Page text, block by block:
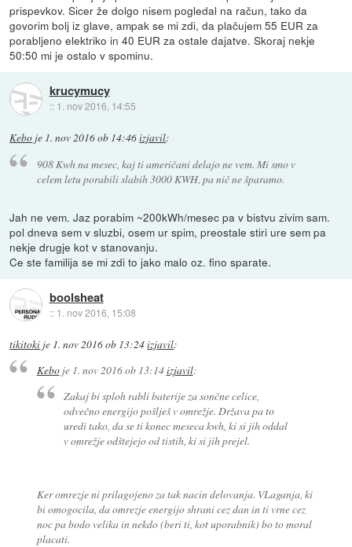
prispevkov. Sicer že dolgo nisem pogledal na račun, tako da
govorim bolj iz glave, ampak se mi zdi, da plačujem 55 EUR za
porabljeno elektriko in 40 EUR za ostale dajatve. Skoraj nekje
50:50 mi je ostalo v spominu.
krucymucy
:: 1. nov 2016, 14:55
Kebo je 1. nov 2016 ob 14:46izjavil:
908 Kwh na mesec, kaj ti američani delajo ne vem. Mi smo v
celem letu porabili slabih 3000 KWH, pa nič ne šparamo.
Jah ne vem. Jaz porabim ~200kWh/mesec pa v bistvu zivim sam.
pol dneva sem v sluzbi, osem ur spim, preostale stiri ure sem pa
nekje drugje kot v stanovanju.
Ce ste familija se mi zdi to jako malo oz. fino sparate.
boolsheat
:: 1. nov 2016, 15:08
tikitoki je 1. nov 2016 ob 13:24izjavil:
Keboje 1. nov 2016 ob 13:14izjavil:
Zakaj bi sploh rabli baterije za sončne celice,
odvečno energijo pošlješ v omrežje. Država pa to
uredi tako, da se ti konec meseca kwh, ki si jih oddal
v omrežje odštejejo od tistih, ki si jih prejel.
Ker omrezje ni prilagojeno za tak nacin delovanja. VLaganja, ki
bi omogocila, da omrezje energijo shrani cez dan in ti vrne cez
noc pa bodo velika in nekdo (beri ti, kot uporabnik) bo to moral
placati.